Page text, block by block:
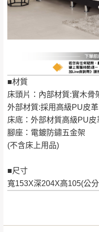
■材質
床頭片：內部材質:實木骨
外部材質:採用高級PU皮革
床底：外部材質高級PU皮
腳座：電鍍防鏽五金架
(不含床上用品)
■尺寸
寬153X深204X高105(公
基隆
運費
$
＊
苗栗
$
運費
$
配送
保有出貨的權利
保護物流人員
服務，若需以
因大型傢俱有
快速到貨商品
天在家等貨，以
由於百貨公司配
至百貨公司內部
發票寄送：
完成出貨15個工作天
工作天內送達，如遇
若收到不良品